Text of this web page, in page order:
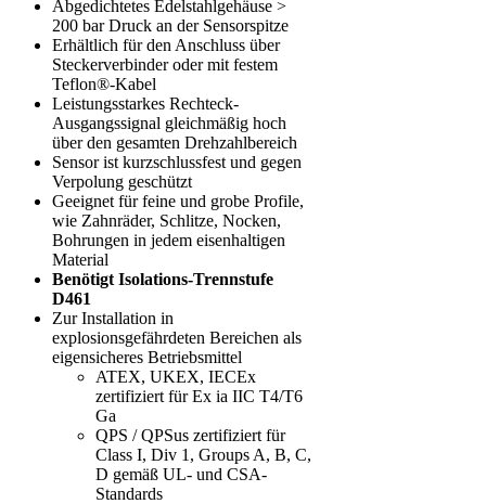
Abgedichtetes Edelstahlgehäuse >
200 bar Druck an der Sensorspitze
Erhältlich für den Anschluss über
Steckerverbinder oder mit festem
Teflon®-Kabel
Leistungsstarkes Rechteck-
Ausgangssignal gleichmäßig hoch
über den gesamten Drehzahlbereich
Sensor ist kurzschlussfest und gegen
Verpolung geschützt
Geeignet für feine und grobe Profile,
wie Zahnräder, Schlitze, Nocken,
Bohrungen in jedem eisenhaltigen
Material
Benötigt Isolations-Trennstufe
D461
Zur Installation in
explosionsgefährdeten Bereichen als
eigensicheres Betriebsmittel
ATEX, UKEX, IECEx
zertifiziert für Ex ia IIC T4/T6
Ga
QPS / QPSus zertifiziert für
Class I, Div 1, Groups A, B, C,
D gemäß UL- und CSA-
Standards